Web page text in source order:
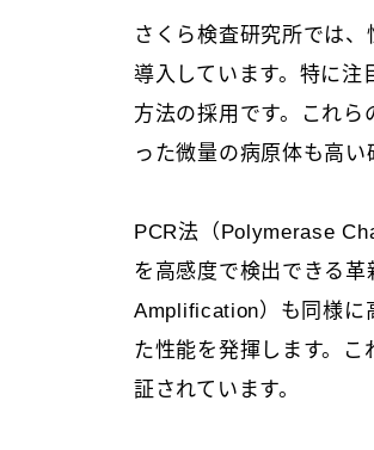
さくら検査研究所では
導入しています。特に注
方法の採用です。これ
った微量の病原体も高い
PCR法（Polymerase
を高感度で検出できる
Amplification）も同様に
た性能を発揮します。
証されています。